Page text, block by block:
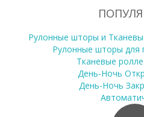
Рулонные шторы и
Рулонные шторы для
Тканевые
День-Ночь
День-Ночь